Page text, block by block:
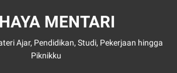
MENTARI
Ajar, Pendidikan, Studi, Pekerjaan hingga
Piknikku